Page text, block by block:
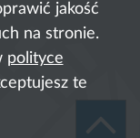
jakość
na stronie.
polityce
te